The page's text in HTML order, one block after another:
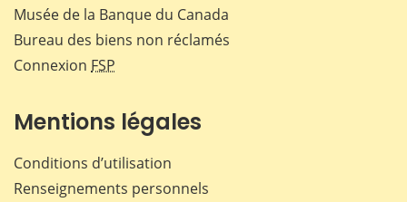
Musée de la Banque du Canada
Bureau des biens non réclamés
Connexion FSP
Mentions légales
Conditions d’utilisation
Renseignements personnels